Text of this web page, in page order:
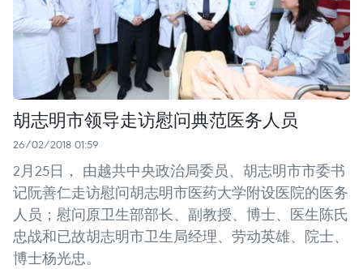
胡志明市领导走访慰问典范医务人员
26/02/2018 01:59
2月25日， 由越共中央政治局委员、胡志明市市委书
记阮善仁走访慰问胡志明市医药大学附设医院的医务
人员；慰问原卫生部部长、副教授、博士、医生陈氏
忠战和已故胡志明市卫生局经理、劳动英雄、院士、
博士杨光忠。